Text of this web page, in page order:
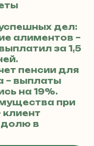
дел:
алиментов –
за 1,5
пенсии для
– выплаты
на 19%.
при
клиент
долю в